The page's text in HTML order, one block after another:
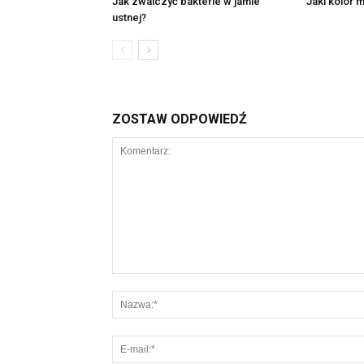
ustnej?
ZOSTAW ODPOWIEDŹ